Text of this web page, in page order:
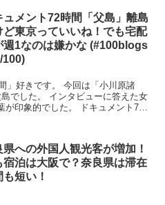
ュメント72時間「父島」離島
ど東京っていいね！でも宅配
週1なのは嫌かな (#100blogs
100)
。 今回は「小川原諸
ューに答えた女
した。 ドキュメント72
県への外国人観光客が増加！
宿泊は大阪で？奈良県は滞在
も短い！